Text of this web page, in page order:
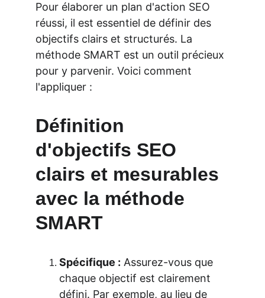
Pour élaborer un plan d'action SEO
réussi, il est essentiel de définir des
objectifs clairs et structurés. La
méthode SMART est un outil précieux
pour y parvenir. Voici comment
l'appliquer :
Définition
d'objectifs SEO
clairs et mesurables
avec la méthode
SMART
Spécifique : Assurez-vous que
chaque objectif est clairement
défini. Par exemple, au lieu de